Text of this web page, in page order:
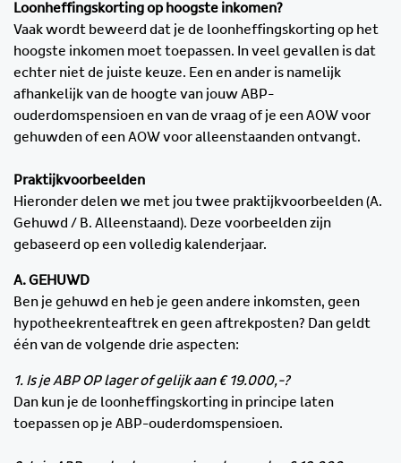
Loonheffingskorting op hoogste inkomen?
Vaak wordt beweerd dat je de loonheffingskorting op het
hoogste inkomen moet toepassen. In veel gevallen is dat
echter niet de juiste keuze. Een en ander is namelijk
afhankelijk van de hoogte van jouw ABP-
ouderdomspensioen en van de vraag of je een AOW voor
gehuwden of een AOW voor alleenstaanden ontvangt.
Praktijkvoorbeelden
Hieronder delen we met jou twee praktijkvoorbeelden (A.
Gehuwd / B. Alleenstaand). Deze voorbeelden zijn
gebaseerd op een volledig kalenderjaar.
A. GEHUWD
Ben je gehuwd en heb je geen andere inkomsten, geen
hypotheekrenteaftrek en geen aftrekposten? Dan geldt
één van de volgende drie aspecten:
1. Is je ABP OP lager of gelijk aan € 19.000,-?
Dan kun je de loonheffingskorting in principe laten
toepassen op je ABP-ouderdomspensioen.